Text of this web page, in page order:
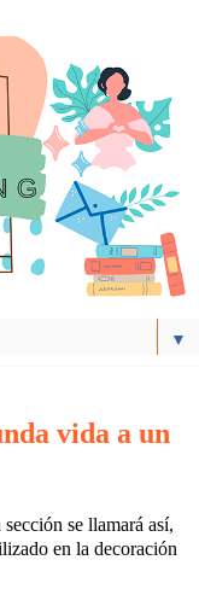
▼
vida a un
se llamará así,
en la decoración